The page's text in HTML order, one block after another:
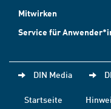
Mitwirken
Service für
DIN Media
Startseite